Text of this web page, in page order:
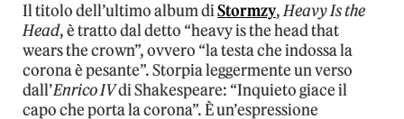
Il titolo dell’ultimo album diStormzy,Heavy Is the
Head, è tratto dal detto “heavy is the head that
wears the crown”, ovvero “la testa che indossa la
corona è pesante”. Storpia leggermente un verso
dall’Enrico IVdi Shakespeare: “Inquieto giace il
capo che porta la corona”. È un’espressione